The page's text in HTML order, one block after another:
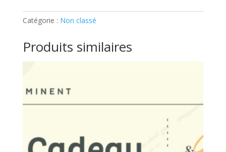
MEZZE
Ticket
Catégorie : Non classé
Produits similaires